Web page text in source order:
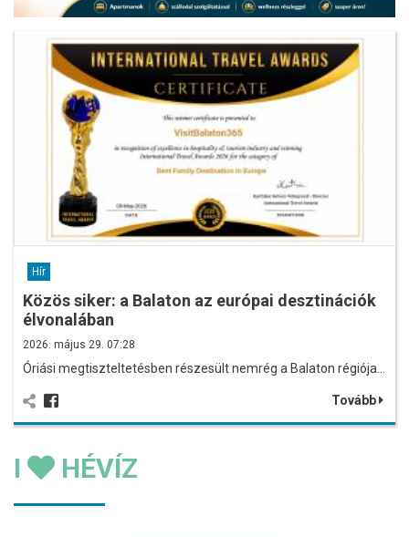
Hír
Közös siker: a Balaton az európai desztinációk
élvonalában
2026. május 29. 07:28
Óriási megtiszteltetésben részesült nemrég a Balaton régiója…
Tovább
I HÉVÍZ